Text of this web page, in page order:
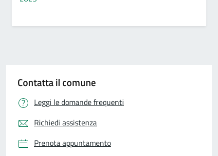
Contatta il comune
Leggi le domande frequenti
Richiedi assistenza
Prenota appuntamento